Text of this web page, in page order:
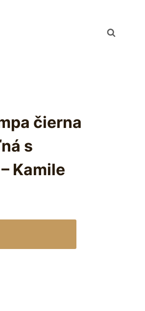
čierna
s
Kamile